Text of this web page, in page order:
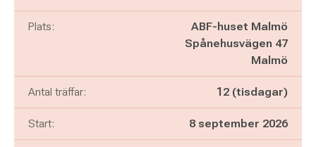
Plats:
ABF-huset Malmö
Spånehusvägen 47
Malmö
Antal träffar: 12 (tisdagar)
Start: 8 september 2026